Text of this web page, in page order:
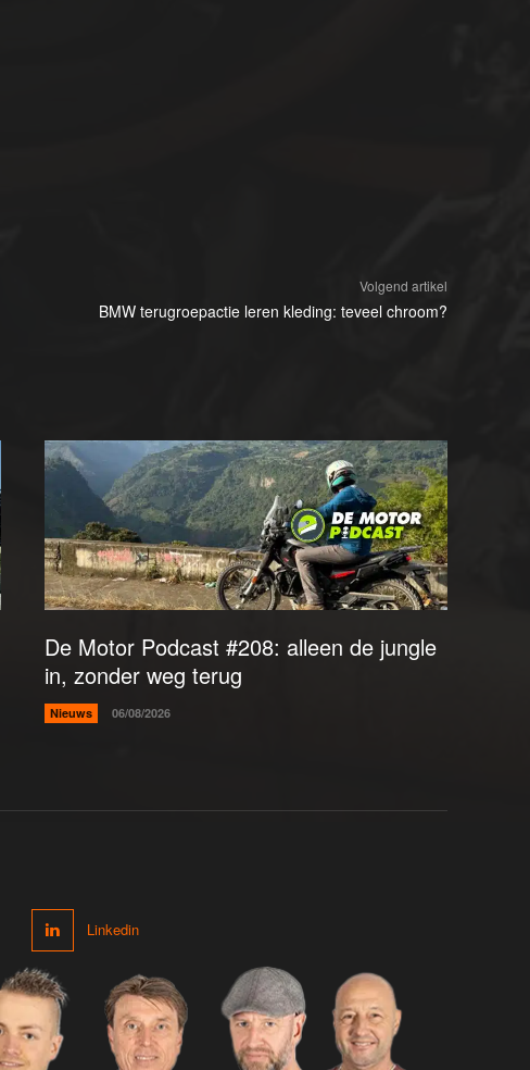
Volgend artikel
BMW terugroepactie leren kleding: teveel chroom?
De Motor Podcast #208: alleen de jungle
in, zonder weg terug
Nieuws 06/08/2026
Linkedin